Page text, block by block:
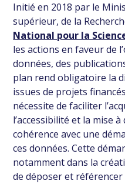
Initié en 2018 par le
supérieur, de la
National pour la
les actions en faveur de
données, des
plan rend obligatoire la
issues de projets
nécessite de faciliter
l’accessibilité et la mise
cohérence avec une
ces données. Cette
notamment dans la
de déposer et référencer